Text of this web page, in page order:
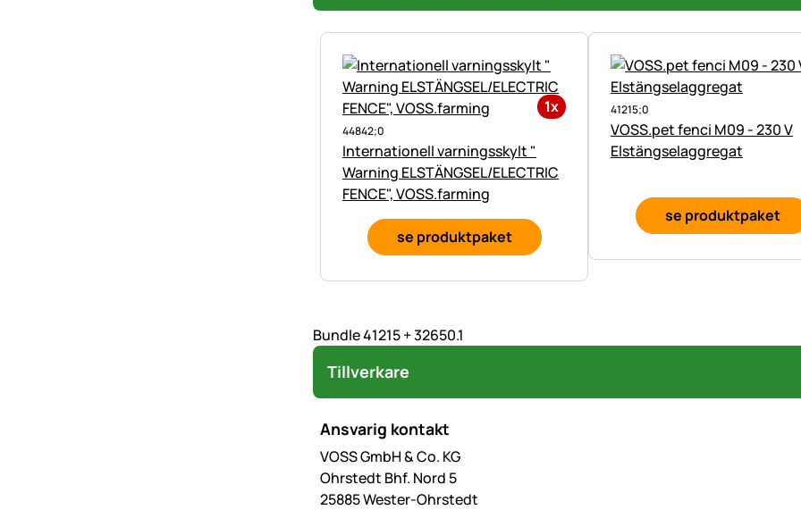
1x
44842;0
Internationell varningsskylt "
Warning ELSTÄNGSEL/ELECTRIC
FENCE", VOSS.farming
se produktpaket
41215;0
VOSS.pet fenci M09 - 230 V
Elstängselaggregat
se produktpaket
Bundle 41215 + 32650.1
Tillverkare
Ansvarig kontakt
VOSS GmbH & Co. KG
Ohrstedt Bhf. Nord 5
25885 Wester-Ohrstedt